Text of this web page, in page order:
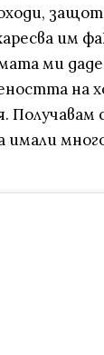
им
ми
на
Получавам
имали